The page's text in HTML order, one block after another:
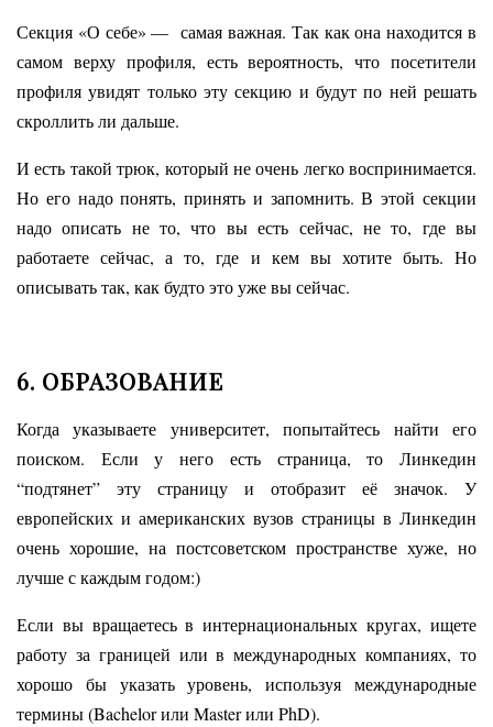
Секция «О себе» — самая важная. Так как она находится в
самом верху профиля, есть вероятность, что посетители
профиля увидят только эту секцию и будут по ней решать
скроллить ли дальше.
И есть такой трюк, который не очень легко воспринимается.
Но его надо понять, принять и запомнить. В этой секции
надо описать не то, что вы есть сейчас, не то, где вы
работаете сейчас, а то, где и кем вы хотите быть. Но
описывать так, как будто это уже вы сейчас.
6. ОБРАЗОВАНИЕ
Когда указываете университет, попытайтесь найти его
поиском. Если у него есть страница, то Линкедин
“подтянет” эту страницу и отобразит её значок. У
европейских и американских вузов страницы в Линкедин
очень хорошие, на постсоветском пространстве хуже, но
лучше с каждым годом:)
Если вы вращаетесь в интернациональных кругах, ищете
работу за границей или в международных компаниях, то
хорошо бы указать уровень, используя международные
термины (Bachelor или Master или PhD).